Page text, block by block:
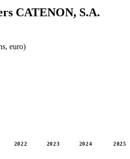
CATENON, S.A.
euro)
2022 2023 2024 2025